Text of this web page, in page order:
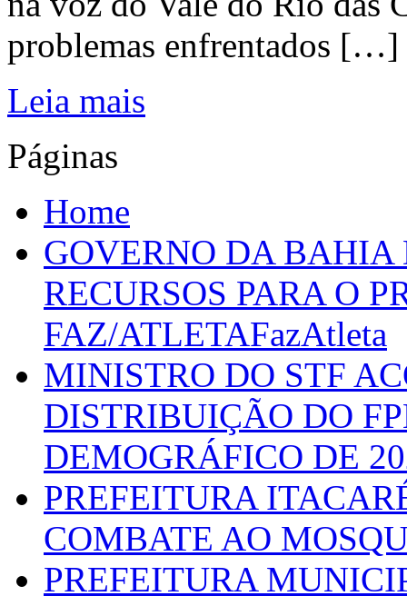
problemas enfrentados […]
Leia mais
Páginas
Home
GOVERNO DA
RECURSOS PARA O
FAZ/ATLETAFazAtleta
MINISTRO DO STF
DISTRIBUIÇÃO DO
DEMOGRÁFICO DE
PREFEITURA
COMBATE AO
PREFEITURA